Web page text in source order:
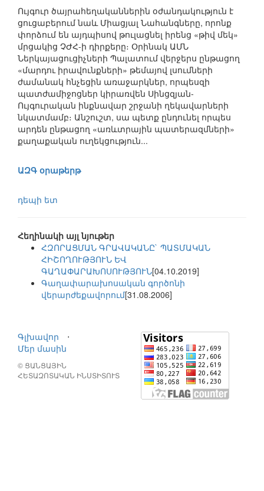
Ույգուր ծայրահեղականներին օժանդակություն է
ցուցաբերում նաև Միացյալ Նահանգները, որոնք
փորձում են այդպիսով թուլացնել իրենց «թիվ մեկ»
մրցակից ՉԺՀ-ի դիրքերը։ Օրինակ ԱՄՆ
Ներկայացուցիչների Պալատում վերջերս ընթացող
«մարդու իրավունքների» թեմայով լսումների
ժամանակ հնչեցին առաջարկներ, որպեսզի
պատժամիջոցներ կիրառվեն Սինցզյան-
Ույգուրական ինքնավար շրջանի ղեկավարների
նկատմամբ։ Անշուշտ, սա պետք ընդունել որպես
արդեն ընթացող «առևտրային պատերազմների»
քաղաքական ուղեկցություն...
ԱԶԳ օրաթերթ
դեպի ետ
Հեղինակի այլ նյութեր
ՀԶՈՐԱՑՄԱՆ ԳՐԱՎԱԿԱՆԸ` ՊԱՏՄԱԿԱՆ
ՀԻՇՈՂՈՒԹՅՈՒՆ ԵՎ
ԳԱՂԱՓԱՐԱԽՈՍՈՒԹՅՈՒՆ[04.10.2019]
Գաղափարախոսական գործոնի
վերարժեքավորում[31.08.2006]
Գլխավոր
⋅
Մեր մասին
© ՑԱՆՑԱՅԻՆ
ՀԵՏԱԶՈՏԱԿԱՆ ԻՆՍՏԻՏՈՒՏ